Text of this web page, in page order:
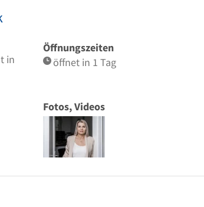
in
Öffnungszeiten
öffnet in 1 Tag
Fotos, Videos